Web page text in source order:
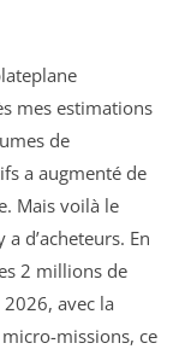
mes estimations
de
a augmenté de
Mais voilà le
d’acheteurs. En
2 millions de
avec la
missions, ce